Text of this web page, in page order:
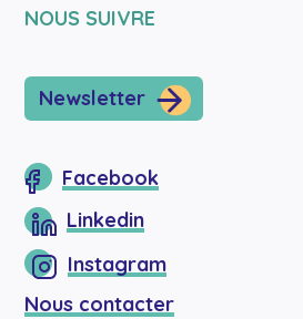
NOUS SUIVRE
Newsletter
Facebook
Linkedin
Instagram
Nous contacter